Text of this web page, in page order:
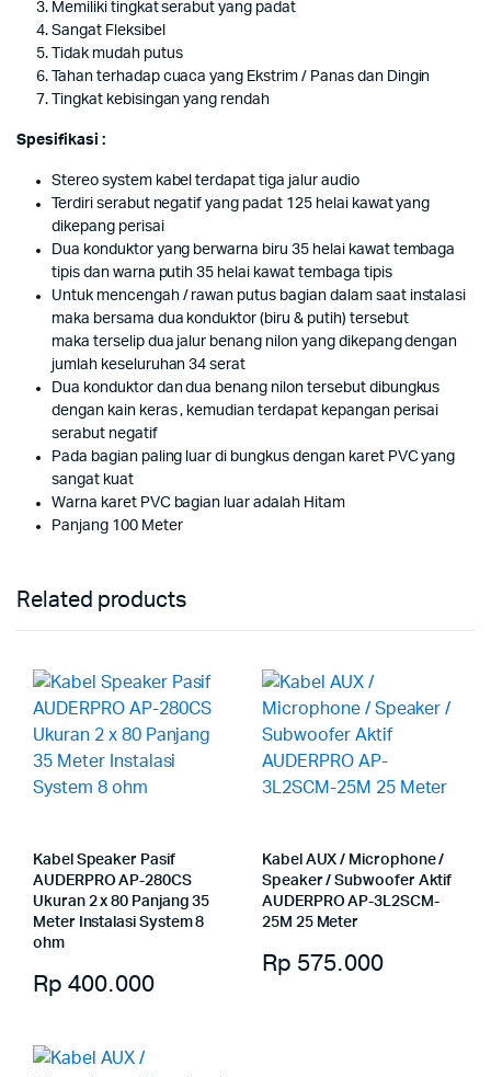
Memiliki tingkat serabut yang padat
Sangat Fleksibel
Tidak mudah putus
Tahan terhadap cuaca yang Ekstrim / Panas dan Dingin
Tingkat kebisingan yang rendah
Spesifikasi :
Stereo system kabel terdapat tiga jalur audio
Terdiri serabut negatif yang padat 125 helai kawat yang
dikepang perisai
Dua konduktor yang berwarna biru 35 helai kawat tembaga
tipis dan warna putih 35 helai kawat tembaga tipis
Untuk mencengah / rawan putus bagian dalam saat instalasi
maka bersama dua konduktor (biru & putih) tersebut
maka terselip dua jalur benang nilon yang dikepang dengan
jumlah keseluruhan 34 serat
Dua konduktor dan dua benang nilon tersebut dibungkus
dengan kain keras , kemudian terdapat kepangan perisai
serabut negatif
Pada bagian paling luar di bungkus dengan karet PVC yang
sangat kuat
Warna karet PVC bagian luar adalah Hitam
Panjang 100 Meter
Related products
Kabel Speaker Pasif
AUDERPRO AP-280CS
Ukuran 2 x 80 Panjang 35
Meter Instalasi System 8
ohm
Rp 400.000
Kabel AUX / Microphone /
Speaker / Subwoofer Aktif
AUDERPRO AP-3L2SCM-
25M 25 Meter
Rp 575.000